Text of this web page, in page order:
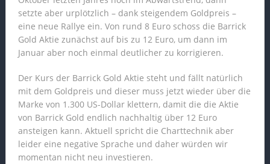
setzte aber urplötzlich – dank steigendem Goldpreis –
eine neue Rallye ein. Von rund 8 Euro schoss die Barrick
Gold Aktie zunächst auf bis zu 12 Euro, um dann im
Januar aber noch einmal deutlicher zu korrigieren.
Der Kurs der Barrick Gold Aktie steht und fällt natürlich
mit dem Goldpreis und dieser muss jetzt wieder über die
Marke von 1.300 US-Dollar klettern, damit die die Aktie
von Barrick Gold endlich nachhaltig über 12 Euro
ansteigen kann. Aktuell spricht die Charttechnik aber
leider eine negative Sprache und daher würden wir
momentan nicht neu investieren.